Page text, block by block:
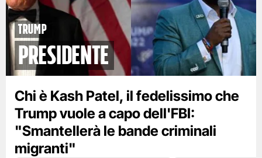
Trump
presidente
Chi è Kash Patel, il fedelissimo che
Trump vuole a capo dell'FBI:
"Smantellerà le bande criminali
migranti"